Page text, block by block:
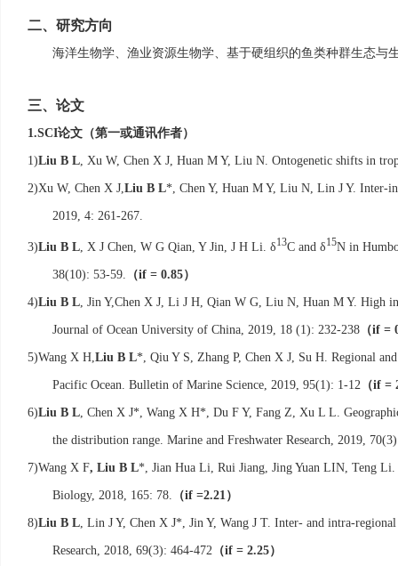
二、 研究方向
海洋生物学、渔业资源生物学、基于硬组织的鱼类种群生态与
三、 论文
1.SCI论文（第一或通讯作者）
1)Liu B L, Xu W, Chen X J, Huan M Y, Liu N. Ontogenetic shifts in
2)Xu W, Chen X J,Liu B L*, Chen Y, Huan M Y, Liu N, Lin J Y. Inter-
2019, 4: 261-267.
3)Liu B L , X J Chen, W G Qian, Y Jin, J H Li. δ13C and δ15N in
38(10): 53-59. （if = 0.85）
4)Liu B L , Jin Y,Chen X J, Li J H, Qian W G, Liu N, Huan M Y. High
Journal of Ocean University of China, 2019, 18 (1): 232-238 （if =
5)Wang X H, Liu B L*, Qiu Y S, Zhang P, Chen X J, Su H. Regional
Pacific Ocean. Bulletin of Marine Science, 2019, 95(1): 1-12 （if =
6)Liu B L , Chen X J*, Wang X H*, Du F Y, Fang Z, Xu L L.
the distribution range. Marine and Freshwater Research, 2019,
7)Wang X F, Liu B L*, Jian Hua Li, Rui Jiang, Jing Yuan LIN, Teng Li.
Biology, 2018, 165: 78. （if =2.21 ）
8)Liu B L , Lin J Y, Chen X J*, Jin Y, Wang J T. Inter- and intra-
Research, 2018, 69(3): 464-472 （if = 2.25）